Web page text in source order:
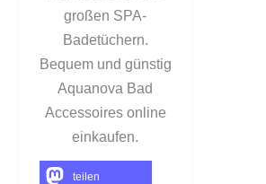
großen SPA-
Badetüchern.
Bequem und günstig
Aquanova Bad
Accessoires online
einkaufen.
teilen